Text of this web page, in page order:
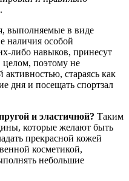
выполняемые в виде
наличия особой
либо навыков, принесут
целом, поэтому не
стараясь как
дня и посещать спортзал
и эластичной? Таким
которые желают быть
прекрасной кожей
косметикой,
небольшие